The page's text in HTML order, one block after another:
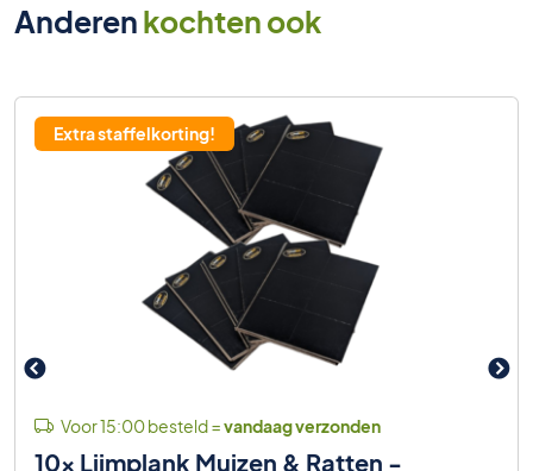
Anderenkochten ook
Extra staffelkorting!
Voor 15:00 besteld =vandaag verzonden
10x Lijmplank Muizen & Ratten -